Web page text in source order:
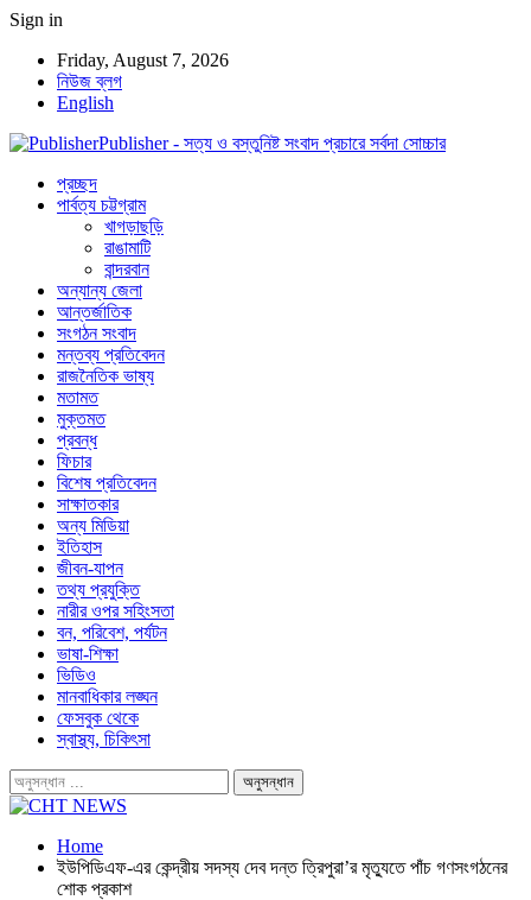
Sign in
Friday, August 7, 2026
নিউজ ব্লগ
English
Publisher - সত্য ও বস্তুনিষ্ট সংবাদ প্রচারে সর্বদা সোচ্চার
প্রচ্ছদ
পার্বত্য চট্টগ্রাম
খাগড়াছড়ি
রাঙামাটি
বান্দরবান
অন্যান্য জেলা
আন্তর্জাতিক
সংগঠন সংবাদ
মন্তব্য প্রতিবেদন
রাজনৈতিক ভাষ্য
মতামত
মুক্তমত
প্রবন্ধ
ফিচার
বিশেষ প্রতিবেদন
সাক্ষাতকার
অন্য মিডিয়া
ইতিহাস
জীবন-যাপন
তথ্য প্রযুক্তি
নারীর ওপর সহিংসতা
বন, পরিবেশ, পর্যটন
ভাষা-শিক্ষা
ভিডিও
মানবাধিকার লঙ্ঘন
ফেসবুক থেকে
স্বাস্থ্য, চিকিৎসা
Home
ইউপিডিএফ-এর কেন্দ্রীয় সদস্য দেব দন্ত ত্রিপুরা’র মৃত্যুতে পাঁচ গণসংগঠনের
শোক প্রকাশ